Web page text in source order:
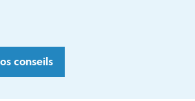
conseils